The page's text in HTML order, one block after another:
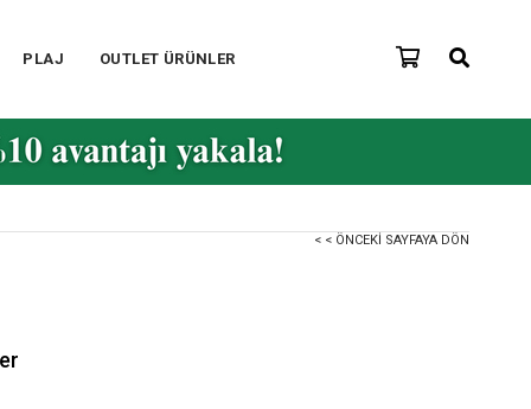
PLAJ OUTLET ÜRÜNLER
< < ÖNCEKI SAYFAYA DÖN